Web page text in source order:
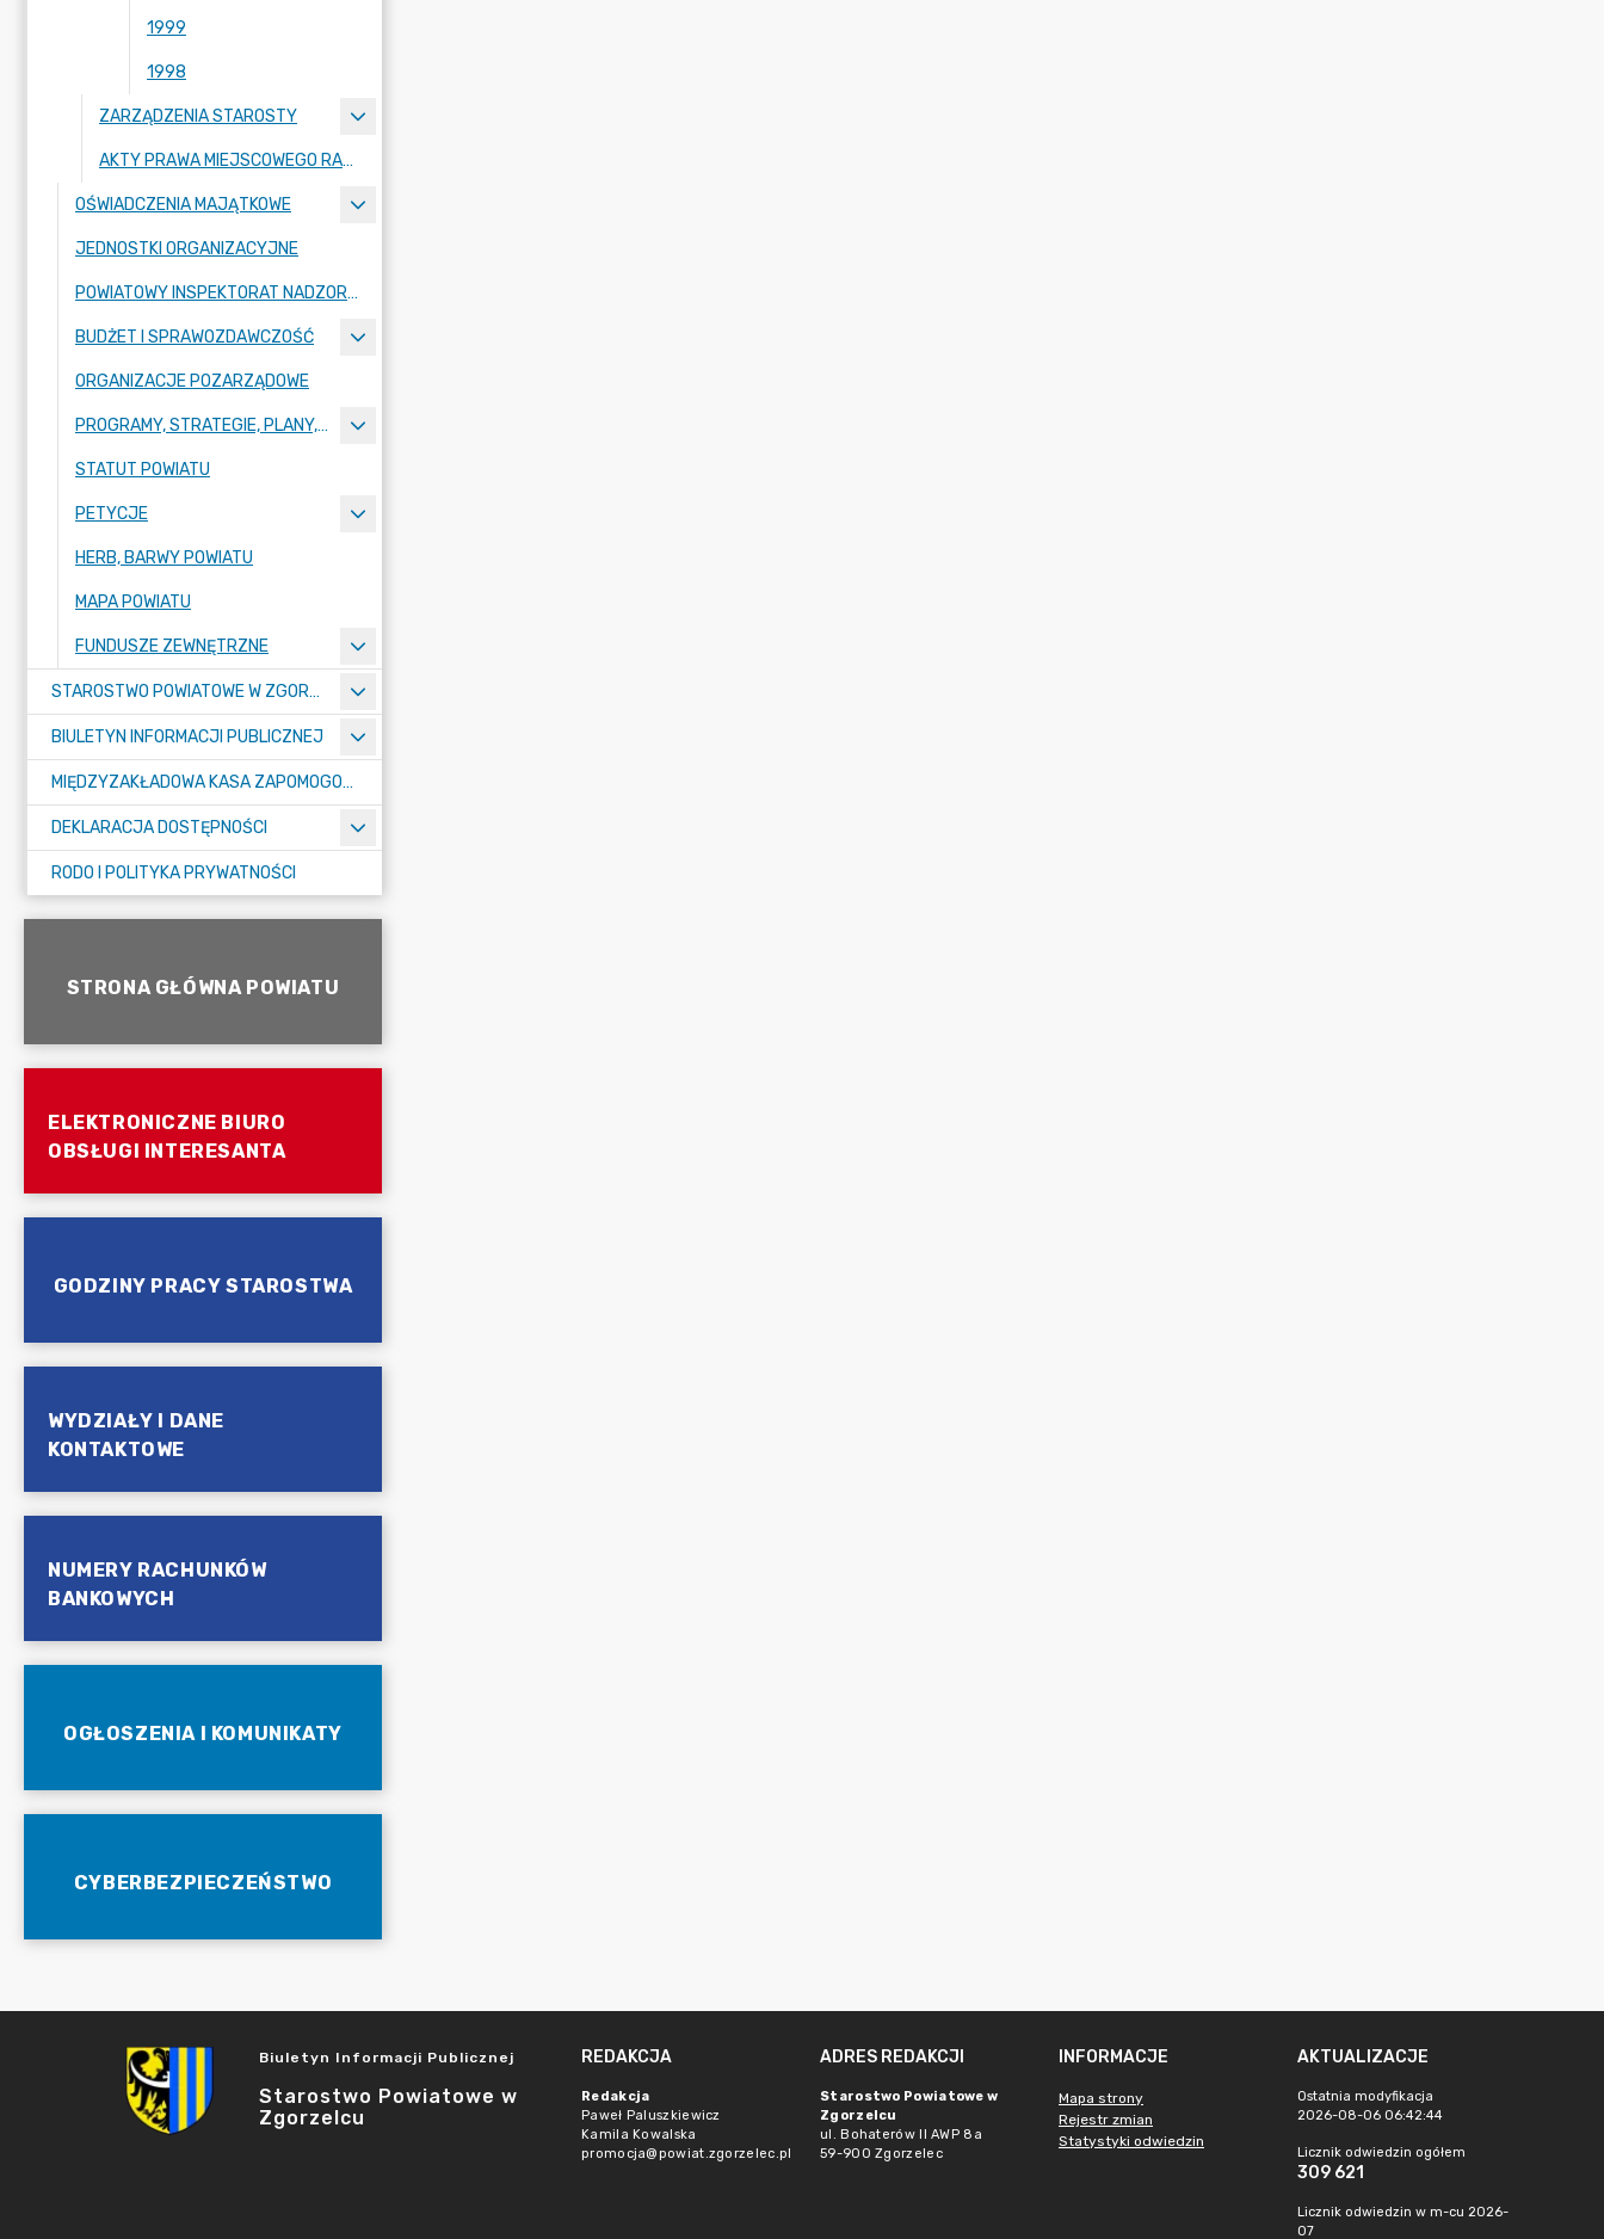
1999
1998
ZARZĄDZENIA STAROSTY
AKTY PRAWA MIEJSCOWEGO RADY POWIATU ZGORZELECKIEGO
OŚWIADCZENIA MAJĄTKOWE
JEDNOSTKI ORGANIZACYJNE
POWIATOWY INSPEKTORAT NADZORU BUDOWLANEGO
BUDŻET I SPRAWOZDAWCZOŚĆ
ORGANIZACJE POZARZĄDOWE
PROGRAMY, STRATEGIE, PLANY, RAPORTY
STATUT POWIATU
PETYCJE
HERB, BARWY POWIATU
MAPA POWIATU
FUNDUSZE ZEWNĘTRZNE
STAROSTWO POWIATOWE W ZGORZELCU
BIULETYN INFORMACJI PUBLICZNEJ
MIĘDZYZAKŁADOWA KASA ZAPOMOGOWO-POŻYCZKOWA
DEKLARACJA DOSTĘPNOŚCI
RODO I POLITYKA PRYWATNOŚCI
STRONA GŁÓWNA POWIATU
ELEKTRONICZNE BIURO
OBSŁUGI INTERESANTA
GODZINY PRACY STAROSTWA
WYDZIAŁY I DANE
KONTAKTOWE
NUMERY RACHUNKÓW
BANKOWYCH
OGŁOSZENIA I KOMUNIKATY
CYBERBEZPIECZEŃSTWO
Biuletyn Informacji Publicznej
Starostwo Powiatowe w
Zgorzelcu
REDAKCJA
Redakcja
Paweł Paluszkiewicz
Kamila Kowalska
promocja@powiat.zgorzelec.pl
ADRES REDAKCJI
Starostwo Powiatowe w
Zgorzelcu
ul. Bohaterów II AWP 8a
59-900 Zgorzelec
INFORMACJE
Mapa strony
Rejestr zmian
Statystyki odwiedzin
AKTUALIZACJE
Ostatnia modyfikacja
2026-08-06 06:42:44
Licznik odwiedzin ogółem
309 621
Licznik odwiedzin w m-cu 2026-
07